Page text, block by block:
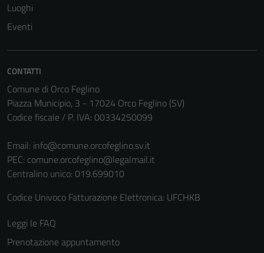
Luoghi
Eventi
CONTATTI
Comune di Orco Feglino
Piazza Municipio, 3 - 17024 Orco Feglino (SV)
Codice fiscale / P. IVA: 00334250099
Email: info@comune.orcofeglino.sv.it
PEC: comune.orcofeglino@legalmail.it
Centralino unico: 019.699010
Codice Univoco Fatturazione Elettronica: UFCHKB
Leggi le FAQ
Prenotazione appuntamento